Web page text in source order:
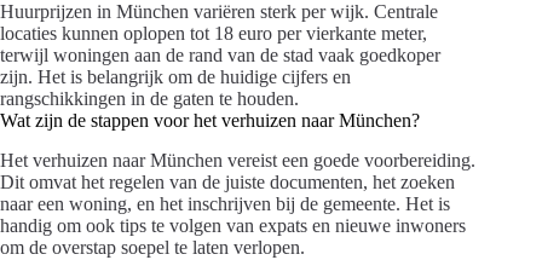
Huurprijzen in München variëren sterk per wijk. Centrale
locaties kunnen oplopen tot 18 euro per vierkante meter,
terwijl woningen aan de rand van de stad vaak goedkoper
zijn. Het is belangrijk om de huidige cijfers en
rangschikkingen in de gaten te houden.
Wat zijn de stappen voor het verhuizen naar München?
Het verhuizen naar München vereist een goede voorbereiding.
Dit omvat het regelen van de juiste documenten, het zoeken
naar een woning, en het inschrijven bij de gemeente. Het is
handig om ook tips te volgen van expats en nieuwe inwoners
om de overstap soepel te laten verlopen.